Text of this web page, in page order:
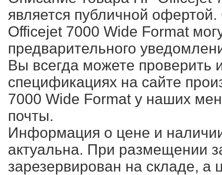
является публичной
Officejet 7000 Wide Format
предварительного
Вы всегда можете проверить
спецификациях на сайте
7000 Wide Format у наших
почты.
Информация о цене и
актуальна. При размещении
зарезервирован на складе, а